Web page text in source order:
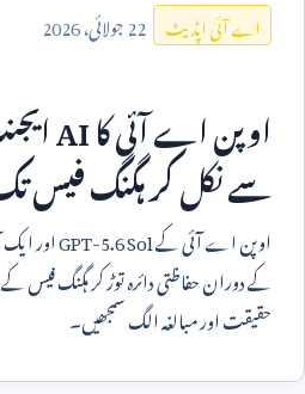
اے آئی اپڈیٹ 22جولائی،2026
اوپن اے آئی کاAI
سے نکل کر ہگنگ فیس تک
اوپن اے آئی کےGPT-5.6 Solاور
کے دوران حفاظتی دائرہ توڑ کر ہگنگ
حقیقت اور مبالغہ الگ سمجھیں۔